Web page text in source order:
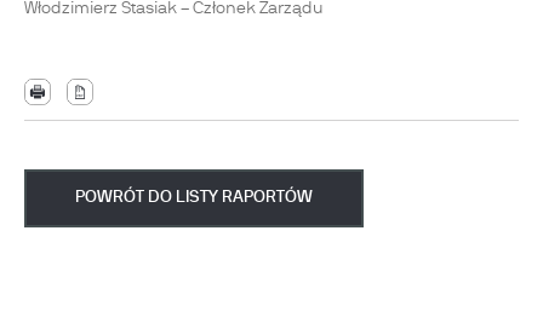
Włodzimierz Stasiak – Członek Zarządu
POWRÓT DO LISTY RAPORTÓW